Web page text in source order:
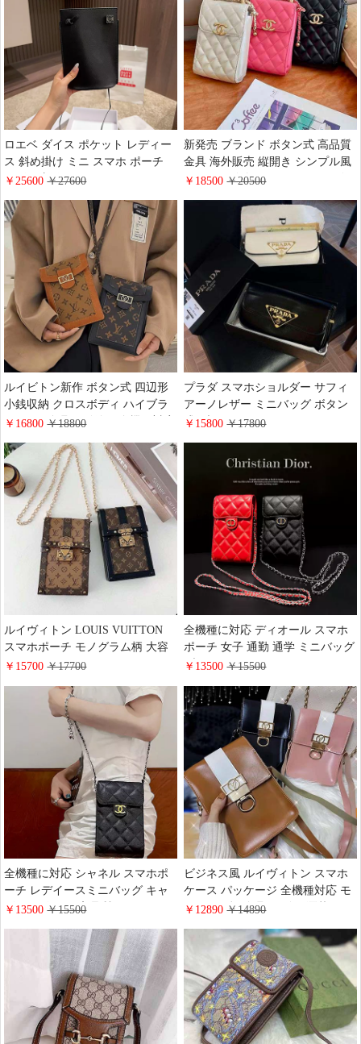
ロエベ ダイス ポケット レディー
ス 斜め掛け ミニ スマホ ポーチ
レザー 新作 LOEWE アナグラム
ダーバッグ DICE POCKET
￥25600￥27600
新発売 ブランド ボタン式 高品質
金具 海外販売 縦開き シンプル風
chanel ロゴ付き クロスボディ 綺
￥18500￥20500
ルイビトン新作 ボタン式 四辺形
小銭収納 クロスボディ ハイブラ
ンド LV 金具ロゴ付き 全機種対応
ヴィトン 人造革 ギャラクシー
S21/Note20 Ultraスマホケース 流
行り 上品 彼女へのプレゼント 送
料無料
￥16800￥18800
プラダ スマホショルダー サフィ
アーノレザー ミニバッグ ボタン
式 ブランド prada クロスボディ黒
iphone/galaxy/google全機種に対応
スマホケース かわいい かばん
￥15800￥17800
ルイヴィトン LOUIS VUITTON
スマホポーチ モノグラム柄 大容
量 ポシェット・トランク チェー
スマホケース全機種対応 斜めがけ
ミニバッグ
￥15700￥17700
全機種に対応 ディオール スマホ
ポーチ 女子 通勤 通学 ミニバッグ
ブラック レッド ポシェット カジ
がけバッグ 大人 かわいい 安い
￥13500￥15500
全機種に対応 シャネル スマホポ
ーチ レデイースミニバッグ キャ
ビアレザー 黒 高品質 CHANELチ
￥13500￥15500
ビジネス風 ルイヴィトン スマホ
ケース パッケージ 全機種対応 モ
ノグラム柄 金具 ロゴ お洒落LV
カード収納 豪華風 ストラップ付
きLouisVuitton アイフォン
12mini/11pro携帯ケース 高級 セレ
ブ愛用
￥12890￥14890